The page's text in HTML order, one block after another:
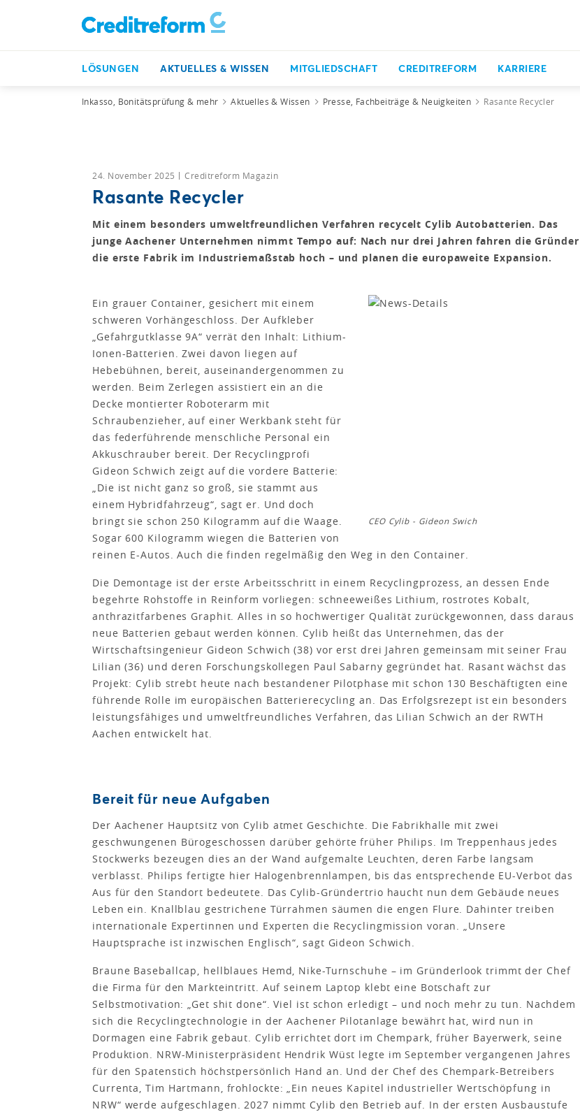
LÖSUNGEN AKTUELLES & WISSEN MITGLIEDSCHAFT CREDITREFORM KARRIERE
Inkasso, Bonitätsprüfung & mehr Aktuelles & Wissen Presse, Fachbeiträge & Neuigkeiten Rasante Recycler
24. November 2025 Creditreform Magazin
Rasante Recycler
Mit einem besonders umweltfreundlichen Verfahren recycelt Cylib Autobatterien. Das
junge Aachener Unternehmen nimmt Tempo auf: Nach nur drei Jahren fahren die Gründer
die erste Fabrik im Industriemaßstab hoch – und planen die europaweite Expansion.
CEO Cylib - Gideon Swich
Ein grauer Container, gesichert mit einem
schweren Vorhängeschloss. Der Aufkleber
„Gefahrgutklasse 9A“ verrät den Inhalt: Lithium-
Ionen-Batterien. Zwei davon liegen auf
Hebebühnen, bereit, auseinandergenommen zu
werden. Beim Zerlegen assistiert ein an die
Decke montierter Roboterarm mit
Schraubenzieher, auf einer Werkbank steht für
das federführende menschliche Personal ein
Akkuschrauber bereit. Der Recy­clingprofi
Gideon Schwich zeigt auf die vordere Batterie:
„Die ist nicht ganz so groß, sie stammt aus
einem Hybridfahrzeug“, sagt er. Und doch
bringt sie schon 250 Kilogramm auf die Waage.
Sogar 600 Kilogramm wiegen die Batterien von
reinen E-Autos. Auch die finden regelmäßig den Weg in den Container.
Die Demontage ist der erste Arbeitsschritt in einem Recyclingprozess, an dessen Ende
begehrte Rohstoffe in Reinform vorliegen: schneeweißes Lithium, rostrotes Kobalt,
anthrazitfarbenes Graphit. Alles in so hochwertiger Qualität zurückgewonnen, dass daraus
neue Batterien gebaut werden können. Cylib heißt das Unternehmen, das der
Wirtschaftsingenieur Gideon Schwich (38) vor erst drei Jahren gemeinsam mit seiner Frau
Lilian (36) und deren Forschungskollegen Paul Sabarny gegründet hat. Rasant wächst das
Projekt: Cylib strebt heute nach bestandener Pilotphase mit schon 130 Beschäftigten eine
führende Rolle im europäischen Batterie­recycling an. Das Erfolgsrezept ist ein besonders
leistungsfähiges und umweltfreundliches Verfahren, das Lilian Schwich an der RWTH
Aachen entwickelt hat.
Bereit für neue Aufgaben
Der Aachener Hauptsitz von Cylib atmet Geschichte. Die Fabrikhalle mit zwei
geschwungenen Bürogeschossen darüber gehörte früher Philips. Im Treppenhaus jedes
Stockwerks bezeugen dies an der Wand aufgemalte Leuchten, deren Farbe langsam
verblasst. Philips fertigte hier Halogenbrennlampen, bis das entsprechende EU-Verbot das
Aus für den Standort bedeutete. Das Cylib-Gründertrio haucht nun dem Gebäude neues
Leben ein. Knallblau gestrichene Türrahmen säumen die engen Flure. Dahinter treiben
internationale Expertinnen und Experten die Recyclingmission voran. „Unsere
Hauptsprache ist inzwischen Englisch“, sagt Gideon Schwich.
Braune Baseballcap, hellblaues Hemd, Nike-Turnschuhe – im Gründerlook trimmt der Chef
die Firma für den Markteintritt. Auf seinem Laptop klebt eine Botschaft zur
Selbstmotivation: „Get shit done“. Viel ist schon erledigt – und noch mehr zu tun. Nachdem
sich die Recyclingtechnologie in der Aachener Pilotanlage bewährt hat, wird nun in
Dormagen eine Fabrik gebaut. Cylib errichtet dort im Chempark, früher Bayerwerk, seine
Produktion. NRW-Ministerpräsident Hendrik Wüst legte im September vergangenen Jahres
für den Spatenstich höchstpersönlich Hand an. Und der Chef des Chempark-Betreibers
Currenta, Tim Hartmann, frohlockte: „Ein neues Kapitel indus­trieller Wertschöpfung in
NRW“ werde aufgeschlagen. 2027 nimmt Cylib den Betrieb auf. In der ersten Ausbaustufe